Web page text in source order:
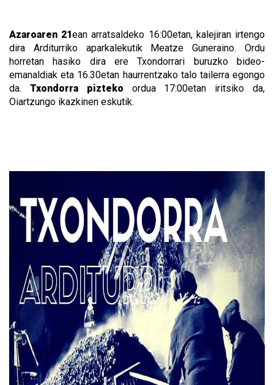
Azaroaren 21ean arratsaldeko 16:00etan, kalejiran irtengo
dira Arditurriko aparkalekutik Meatze Guneraino. Ordu
horretan hasiko dira ere Txondorrari buruzko bideo-
emanaldiak eta 16.30etan haurrentzako talo tailerra egongo
da. Txondorra pizteko ordua 17:00etan iritsiko da,
Oiartzungo ikazkinen eskutik.